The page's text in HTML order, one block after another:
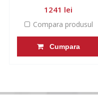
1241 lei
Compara produsul
Cumpara